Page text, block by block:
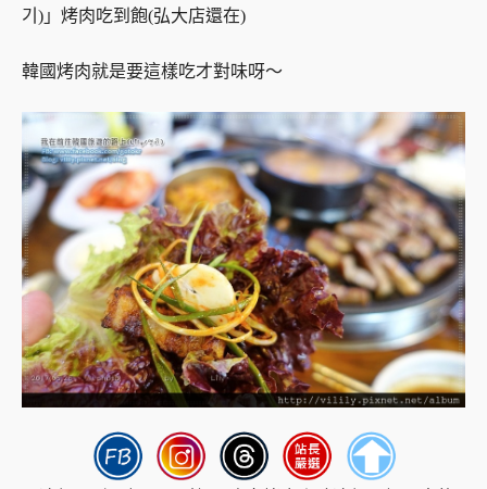
韓國烤肉就是要這樣吃才對味呀～